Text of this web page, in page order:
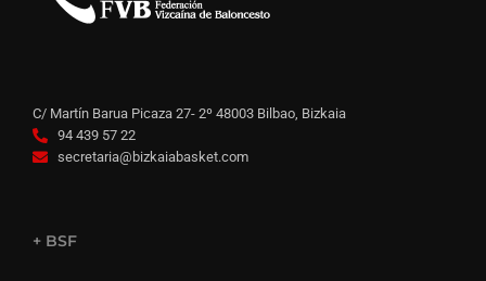
C/ Martín Barua Picaza 27- 2º 48003 Bilbao, Bizkaia
94 439 57 22
secretaria@bizkaiabasket.com
+ BSF